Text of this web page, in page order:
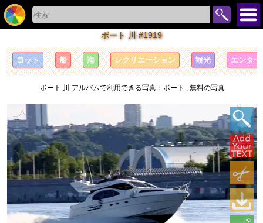
ボート 川 #1919
ヨット 船 海 レクリエーション 観光 エンタ
ボート 川 アルバムで利用できる写真：ボート , 無料の写真